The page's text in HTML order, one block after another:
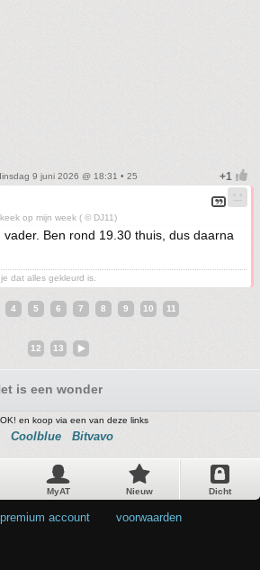
9 juni 2026 @ 18:31 • 25
keek op mijn week ( © DJ11)
vader. Ben rond 19.30 thuis, dus daarna
dat alles gekleurd is.
4 5 6 7 8 9 10 11
12 13
is een wonder
en koop via een van deze links
Coolblue Bitvavo
MyAT Nieuw Dicht
premium account voorwaarden